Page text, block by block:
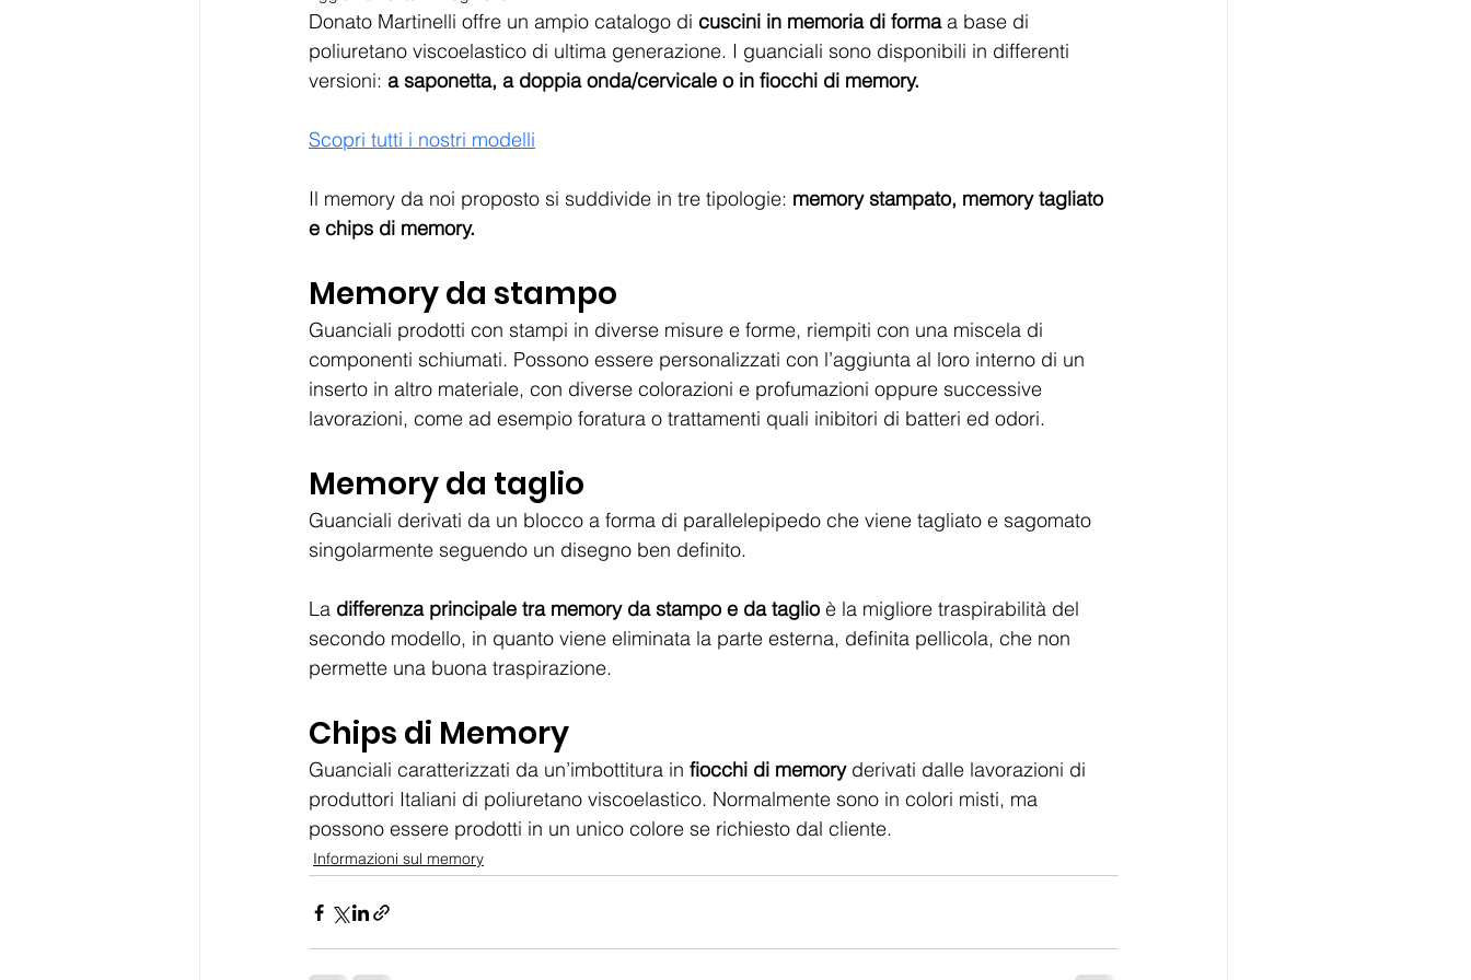
Donato Martinelli offre un ampio catalogo di cuscini in memoria di forma a base di
poliuretano viscoelastico di ultima generazione. I guanciali sono disponibili in differenti
versioni: a saponetta, a doppia onda/cervicale o in fiocchi di memory.
Scopri tutti i nostri modelli
Il memory da noi proposto si suddivide in tre tipologie: memory stampato, memory tagliato
e chips di memory.
Memory da stampo
Guanciali prodotti con stampi in diverse misure e forme, riempiti con una miscela di
componenti schiumati. Possono essere personalizzati con l’aggiunta al loro interno di un
inserto in altro materiale, con diverse colorazioni e profumazioni oppure successive
lavorazioni, come ad esempio foratura o trattamenti quali inibitori di batteri ed odori.
Memory da taglio
Guanciali derivati da un blocco a forma di parallelepipedo che viene tagliato e sagomato
singolarmente seguendo un disegno ben definito.
La differenza principale tra memory da stampo e da taglio è la migliore traspirabilità del
secondo modello, in quanto viene eliminata la parte esterna, definita pellicola, che non
permette una buona traspirazione.
Chips di Memory
Guanciali caratterizzati da un’imbottitura in fiocchi di memory derivati dalle lavorazioni di
produttori Italiani di poliuretano viscoelastico. Normalmente sono in colori misti, ma
possono essere prodotti in un unico colore se richiesto dal cliente.
Informazioni sul memory